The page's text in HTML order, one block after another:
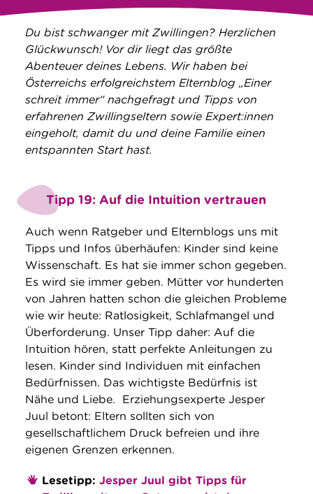
Du bist schwanger mit Zwillingen? Herzlichen
Glückwunsch! Vor dir liegt das größte
Abenteuer deines Lebens. Wir haben bei
Österreichs erfolgreichstem Elternblog „Einer
schreit immer“ nachgefragt und Tipps von
erfahrenen Zwillingseltern sowie Expert:innen
eingeholt, damit du und deine Familie einen
entspannten Start hast.
Tipp 19: Auf die Intuition vertrauen
Auch wenn Ratgeber und Elternblogs uns mit
Tipps und Infos überhäufen: Kinder sind keine
Wissenschaft. Es hat sie immer schon gegeben.
Es wird sie immer geben. Mütter vor hunderten
von Jahren hatten schon die gleichen Probleme
wie wir heute: Ratlosigkeit, Schlafmangel und
Überforderung. Unser Tipp daher: Auf die
Intuition hören, statt perfekte Anleitungen zu
lesen. Kinder sind Individuen mit einfachen
Bedürfnissen. Das wichtigste Bedürfnis ist
Nähe und Liebe. Erziehungsexperte Jesper
Juul betont: Eltern sollten sich von
gesellschaftlichem Druck befreien und ihre
eigenen Grenzen erkennen.
Lesetipp: Jesper Juul gibt Tipps für